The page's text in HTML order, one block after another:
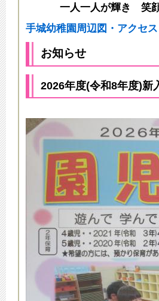
一人一人が輝き 笑
手城幼稚園周辺図・アクセ
お知らせ
2026年度(令和8年度)新